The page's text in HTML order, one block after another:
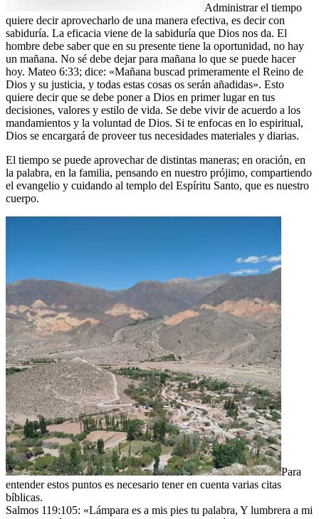
Administrar el tiempo
quiere decir aprovecharlo de una manera efectiva, es decir con
sabiduría. La eficacia viene de la sabiduría que Dios nos da. El
hombre debe saber que en su presente tiene la oportunidad, no hay
un mañana. No sé debe dejar para mañana lo que se puede hacer
hoy. Mateo 6:33; dice: «Mañana buscad primeramente el Reino de
Dios y su justicia, y todas estas cosas os serán añadidas». Esto
quiere decir que se debe poner a Dios en primer lugar en tus
decisiones, valores y estilo de vida. Se debe vivir de acuerdo a los
mandamientos y la voluntad de Dios. Si te enfocas en lo espiritual,
Dios se encargará de proveer tus necesidades materiales y diarias.
El tiempo se puede aprovechar de distintas maneras; en oración, en
la palabra, en la familia, pensando en nuestro prójimo, compartiendo
el evangelio y cuidando al templo del Espíritu Santo, que es nuestro
cuerpo.
Para
entender estos puntos es necesario tener en cuenta varias citas
bíblicas.
Salmos 119:105: «Lámpara es a mis pies tu palabra, Y lumbrera a mi